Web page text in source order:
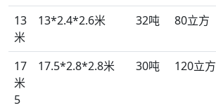
13
米
13*2.4*2.6米 32吨 80立方
17
米
5
17.5*2.8*2.8米 30吨 120立方